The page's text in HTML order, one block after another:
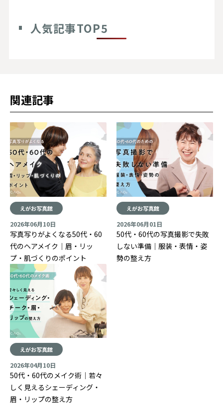
人気記事TOP5
関連記事
えがお写真館
2026年06月10日
写真写りがよくなる50代・60
代のヘアメイク｜眉・リッ
プ・肌づくりのポイント
えがお写真館
2026年06月01日
50代・60代の写真撮影で失敗
しない準備｜服装・表情・姿
勢の整え方
えがお写真館
2026年04月10日
50代・60代のメイク術｜若々
しく見えるシェーディング・
眉・リップの整え方